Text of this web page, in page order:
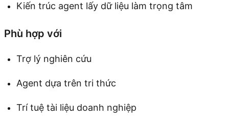
Kiến trúc agent lấy dữ liệu làm trọng tâm
Phù hợp với
Trợ lý nghiên cứu
Agent dựa trên tri thức
Trí tuệ tài liệu doanh nghiệp